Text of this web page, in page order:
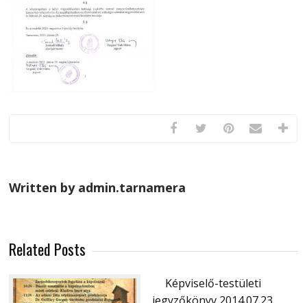
Written by admin.tarnamera
Related Posts
Képviselő-testületi